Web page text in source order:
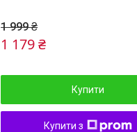
1 999 ₴
1 179 ₴
Купити
Купити з